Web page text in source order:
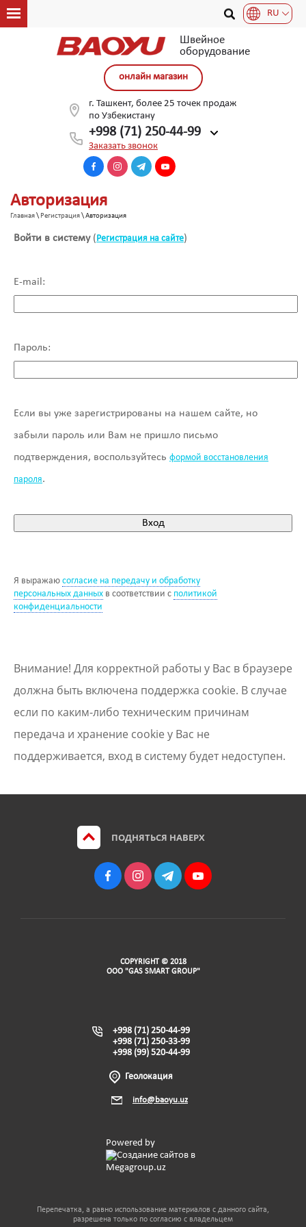
RU
Швейное
оборудование
онлайн магазин
г. Ташкент, более 25 точек продаж
по Узбекистану
+998 (71) 250-44-99
Заказать звонок
Авторизация
Главная\ Регистрация\ Авторизация
Войти в систему(Регистрация на сайте)
E-mail:
Пароль:
Если вы уже зарегистрированы на нашем сайте, но
забыли пароль или Вам не пришло письмо
подтверждения, воспользуйтесь формой восстановления
пароля.
Я выражаю согласие на передачу и обработку
персональных данных в соответствии с политикой
конфиденциальности
Внимание! Для корректной работы у Вас в браузере
должна быть включена поддержка cookie. В случае
если по каким-либо техническим причинам
передача и хранение cookie у Вас не
поддерживается, вход в систему будет недоступен.
ПОДНЯТЬСЯ НАВЕРХ
COPYRIGHT © 2018
ООО "GAS SMART GROUP"
+998 (71) 250-44-99
+998 (71) 250-33-99
+998 (99) 520-44-99
Геолокация
info@baoyu.uz
Powered by
Перепечатка, а равно использование материалов с данного сайта,
разрешена только по согласию с владельцем